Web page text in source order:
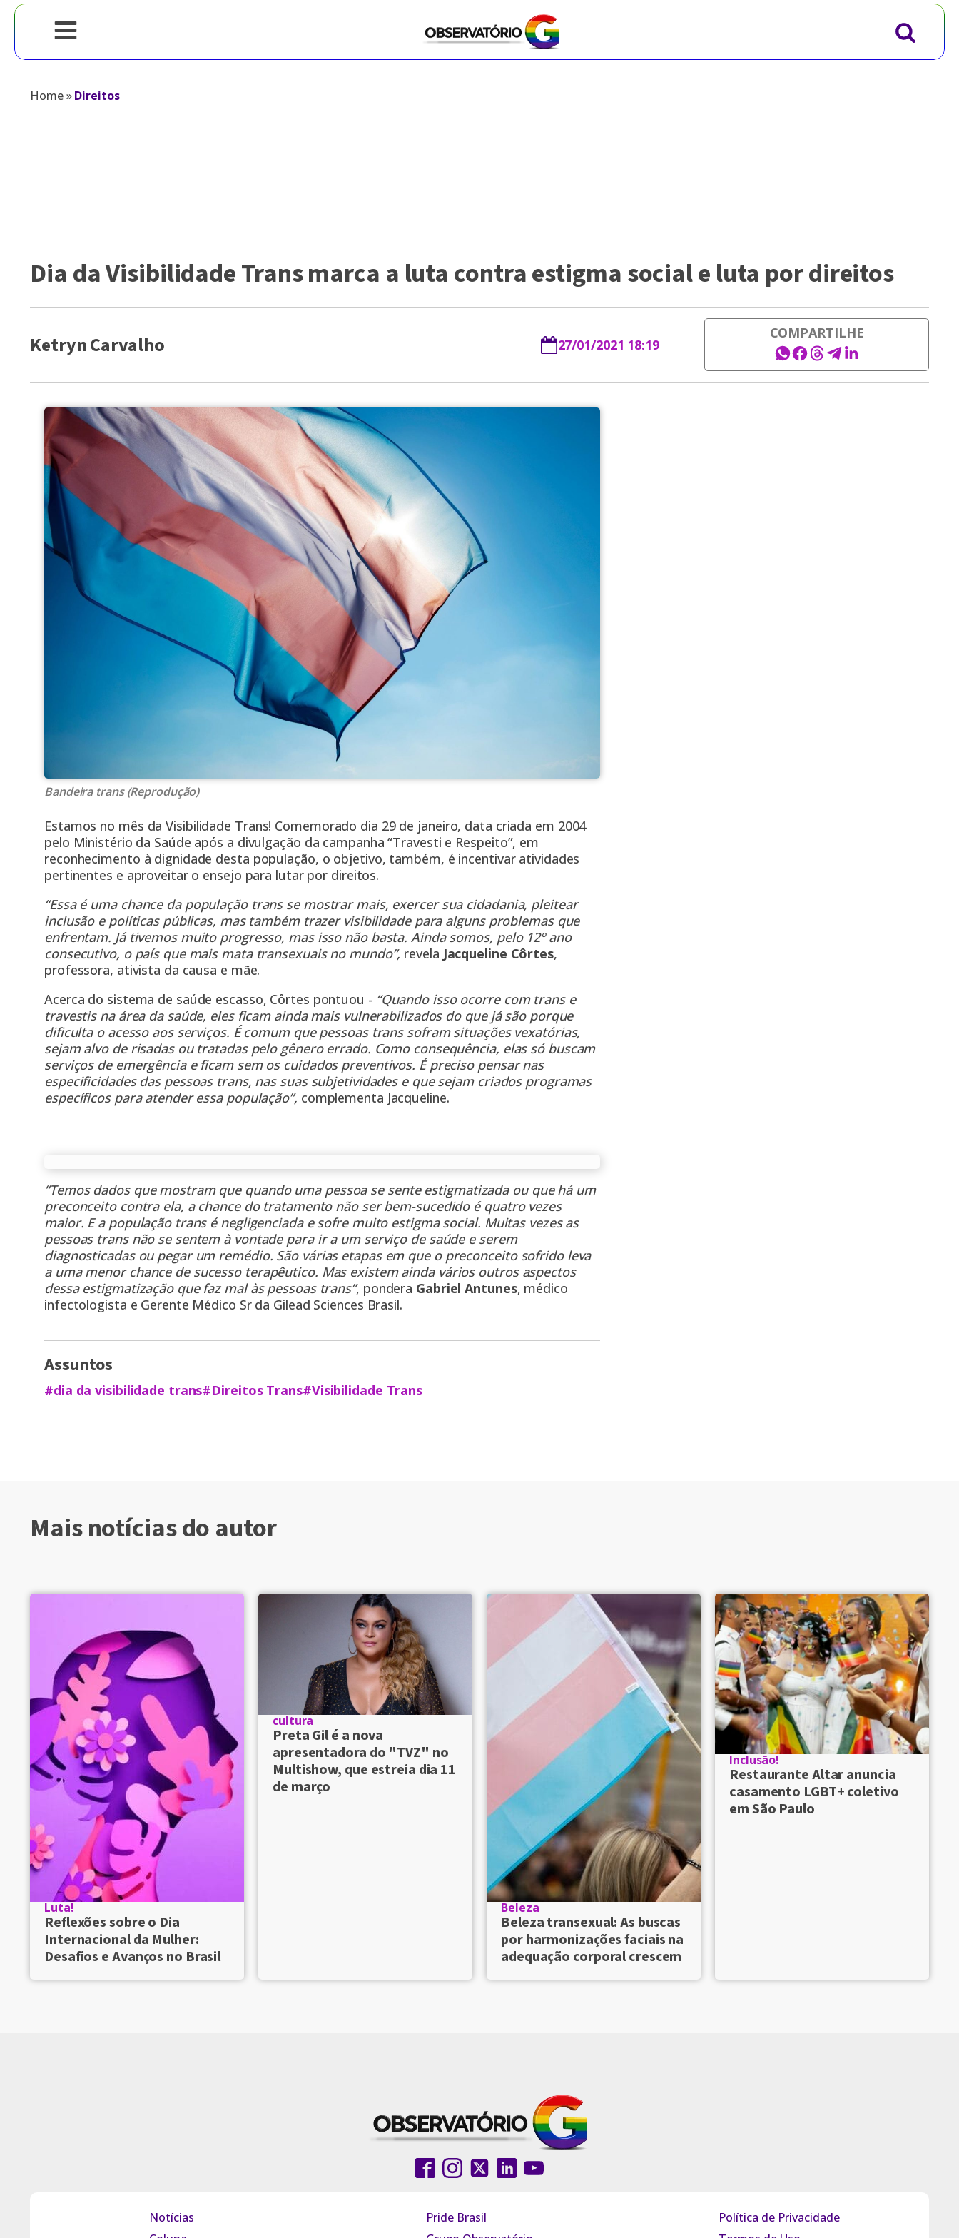
Home»Direitos
Dia da Visibilidade Trans marca a luta contra estigma social e luta por direitos
Ketryn Carvalho 27/01/2021 18:19
COMPARTILHE
Bandeira trans (Reprodução)
Estamos no mês daVisibilidade Trans! Comemorado dia 29 de janeiro, data criada em 2004
pelo Ministério da Saúde após a divulgação da campanha “Travesti e Respeito”, em
reconhecimento à dignidade desta população, o objetivo, também, é incentivar atividades
pertinentes e aproveitar o ensejo para lutar por direitos.
“Essa é uma chance da população trans se mostrar mais, exercer sua cidadania, pleitear
inclusão e políticas públicas, mas também trazer visibilidade para alguns problemas que
enfrentam. Já tivemos muito progresso, mas isso não basta. Ainda somos, pelo 12º ano
consecutivo, o país que mais mata transexuais no mundo”, revela Jacqueline Côrtes,
professora, ativista da causa e mãe.
Acerca do sistema de saúde escasso, Côrtes pontuou - “Quando isso ocorre com trans e
travestis na área da saúde, eles ficam ainda mais vulnerabilizados do que já são porque
dificulta o acesso aos serviços. É comum que pessoas trans sofram situações vexatórias,
sejam alvo de risadas ou tratadas pelo gênero errado. Como consequência, elas só buscam
serviços de emergência e ficam sem os cuidados preventivos. É preciso pensar nas
especificidades das pessoas trans, nas suas subjetividades e que sejam criados programas
específicos para atender essa população”, complementa Jacqueline.
“Temos dados que mostram que quando uma pessoa se sente estigmatizada ou que há um
preconceito contra ela, a chance do tratamento não ser bem-sucedido é quatro vezes
maior. E a população trans é negligenciada e sofre muito estigma social. Muitas vezes as
pessoas trans não se sentem à vontade para ir a um serviço de saúde e serem
diagnosticadas ou pegar um remédio. São várias etapas em que o preconceito sofrido leva
a uma menor chance de sucesso terapêutico. Mas existem ainda vários outros aspectos
dessa estigmatização que faz mal às pessoas trans”, pondera Gabriel Antunes, médico
infectologista e Gerente Médico Sr da Gilead Sciences Brasil.
Assuntos
#dia da visibilidade trans#Direitos Trans#Visibilidade Trans
Mais notícias do autor
Luta!
Reflexões sobre o Dia
Internacional da Mulher:
Desafios e Avanços no Brasil
cultura
Preta Gil é a nova
apresentadora do "TVZ" no
Multishow, que estreia dia 11
de março
Beleza
Beleza transexual: As buscas
por harmonizações faciais na
adequação corporal crescem
Inclusão!
Restaurante Altar anuncia
casamento LGBT+ coletivo
em São Paulo
Notícias
Pride Brasil
Política de Privacidade